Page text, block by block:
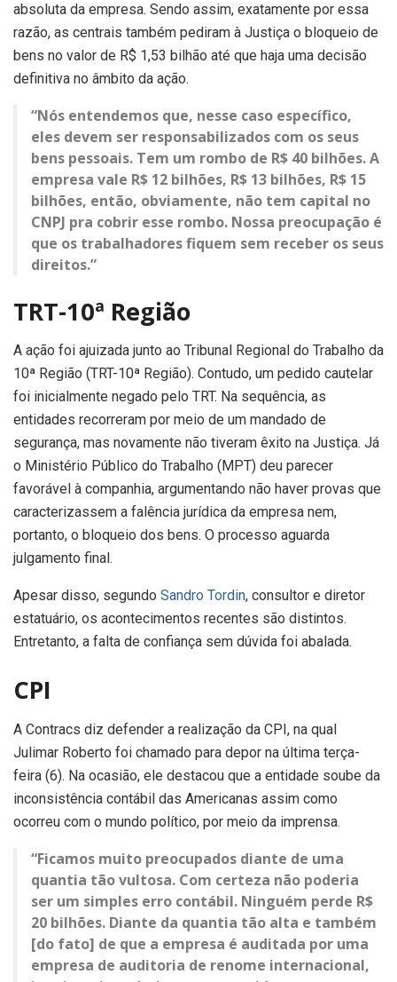
absoluta da empresa. Sendo assim, exatamente por essa
razão, as centrais também pediram à Justiça o bloqueio de
bens no valor de R$ 1,53 bilhão até que haja uma decisão
definitiva no âmbito da ação.
“Nós entendemos que, nesse caso específico,
eles devem ser responsabilizados com os seus
bens pessoais. Tem um rombo de R$ 40 bilhões. A
empresa vale R$ 12 bilhões, R$ 13 bilhões, R$ 15
bilhões, então, obviamente, não tem capital no
CNPJ pra cobrir esse rombo. Nossa preocupação é
que os trabalhadores fiquem sem receber os seus
direitos.”
TRT-10ª Região
A ação foi ajuizada junto ao Tribunal Regional do Trabalho da
10ª Região (TRT-10ª Região). Contudo, um pedido cautelar
foi inicialmente negado pelo TRT. Na sequência, as
entidades recorreram por meio de um mandado de
segurança, mas novamente não tiveram êxito na Justiça. Já
o Ministério Público do Trabalho (MPT) deu parecer
favorável à companhia, argumentando não haver provas que
caracterizassem a falência jurídica da empresa nem,
portanto, o bloqueio dos bens. O processo aguarda
julgamento final.
Apesar disso, segundo Sandro Tordin, consultor e diretor
estatuário, os acontecimentos recentes são distintos.
Entretanto, a falta de confiança sem dúvida foi abalada.
CPI
A Contracs diz defender a realização da CPI, na qual
Julimar Roberto foi chamado para depor na última terça-
feira (6). Na ocasião, ele destacou que a entidade soube da
inconsistência contábil das Americanas assim como
ocorreu com o mundo político, por meio da imprensa.
“Ficamos muito preocupados diante de uma
quantia tão vultosa. Com certeza não poderia
ser um simples erro contábil. Ninguém perde R$
20 bilhões. Diante da quantia tão alta e também
[do fato] de que a empresa é auditada por uma
empresa de auditoria de renome internacional,